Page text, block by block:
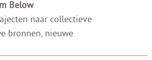
Below
naar collectieve
bronnen, nieuwe